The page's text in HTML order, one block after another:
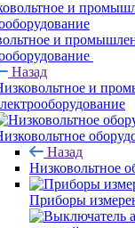
и
Назад
и
Назад
Низковольтное
Приборы